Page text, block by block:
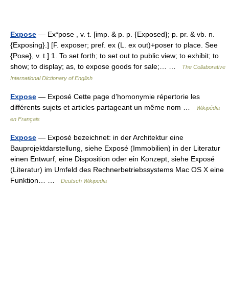
Expose — Ex*pose , v. t. [imp. & p. p. {Exposed}; p. pr. & vb. n.
{Exposing}.] [F. exposer; pref. ex (L. ex out)+poser to place. See
{Pose}, v. t.] 1. To set forth; to set out to public view; to exhibit; to
show; to display; as, to expose goods for sale;… …
The Collaborative
International Dictionary of English
Expose — Exposé Cette page d’homonymie répertorie les
différents sujets et articles partageant un même nom …
Wikipédia
en Français
Expose — Exposé bezeichnet: in der Architektur eine
Bauprojektdarstellung, siehe Exposé (Immobilien) in der Literatur
einen Entwurf, eine Disposition oder ein Konzept, siehe Exposé
(Literatur) im Umfeld des Rechnerbetriebssystems Mac OS X eine
Funktion… …
Deutsch Wikipedia